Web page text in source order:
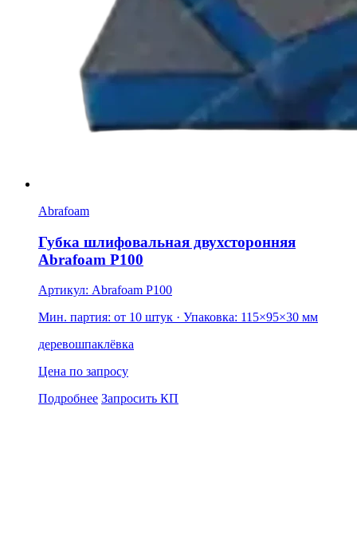
Abrafoam
Губка шлифовальная двухсторонняя
Abrafoam Р100
Артикул: Abrafoam P100
Мин. партия: от 10 штук · Упаковка: 115×95×30 мм
деревошпаклёвка
Цена по запросу
Подробнее Запросить КП